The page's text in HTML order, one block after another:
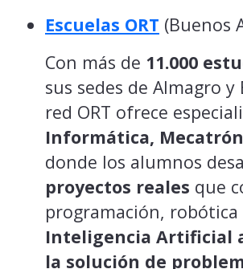
Escuelas ORT (Buenos
Con más de 11.000
sus sedes de Almagro y
red ORT ofrece
Informática,
donde los alumnos
proyectos reales que
programación, robótica
Inteligencia Artificial
la solución de